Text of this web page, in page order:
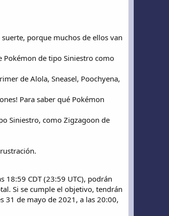
porque muchos de ellos van
Pokémon de tipo Siniestro como
de Alola, Sneasel, Poochyena,
Para saber qué Pokémon
Siniestro, como Zigzagoon de
18:59 CDT (23:59 UTC), podrán
Si se cumple el objetivo, tendrán
31 de mayo de 2021, a las 20:00,